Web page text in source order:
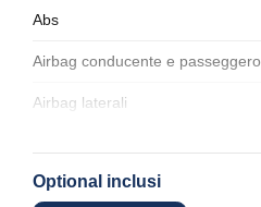
Abs
Airbag conducente e passeggero
Airbag laterali
Alzacristalli elettrici
Optional inclusi